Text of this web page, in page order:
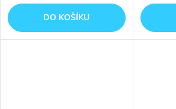
DO KOŠÍKU